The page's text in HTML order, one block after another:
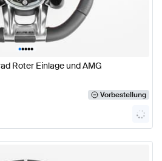
•••••
Roter Einlage und AMG
Vorbestellung